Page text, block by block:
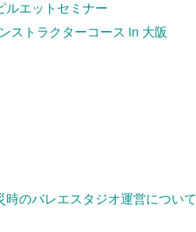
ルエットセミナー
ストラクターコース in 大阪
のバレエスタジオ運営について